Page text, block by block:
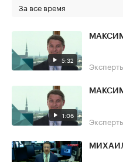
За все время
5:32
1:06